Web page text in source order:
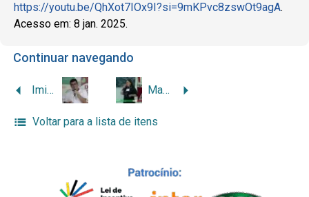
https://youtu.be/QhXot7IOx9I?si=9mKPvc8zswOt9agA.
Acesso em: 8 jan. 2025.
Continuar navegando
Imigração italiana e economia do vinho na primeira metade do século XX Marcas da (in)visibilidade da força de trabalho das mulheres de origem italiana
Voltar para a lista de itens